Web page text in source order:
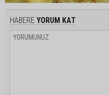
HABERE YORUM KAT